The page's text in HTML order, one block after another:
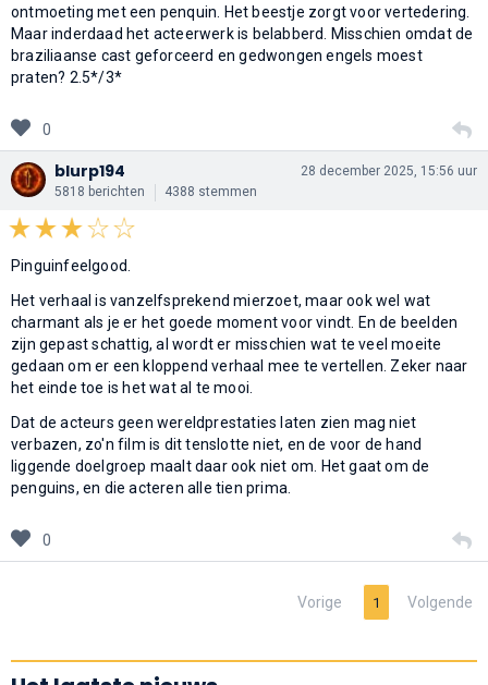
ontmoeting met een penquin. Het beestje zorgt voor vertedering.
Maar inderdaad het acteerwerk is belabberd. Misschien omdat de
braziliaanse cast geforceerd en gedwongen engels moest
praten? 2.5*/3*
0
blurp194
5818 berichten 4388 stemmen
28 december 2025, 15:56 uur
Pinguinfeelgood.
Het verhaal is vanzelfsprekend mierzoet, maar ook wel wat
charmant als je er het goede moment voor vindt. En de beelden
zijn gepast schattig, al wordt er misschien wat te veel moeite
gedaan om er een kloppend verhaal mee te vertellen. Zeker naar
het einde toe is het wat al te mooi.
Dat de acteurs geen wereldprestaties laten zien mag niet
verbazen, zo'n film is dit tenslotte niet, en de voor de hand
liggende doelgroep maalt daar ook niet om. Het gaat om de
penguins, en die acteren alle tien prima.
0
Vorige 1 Volgende